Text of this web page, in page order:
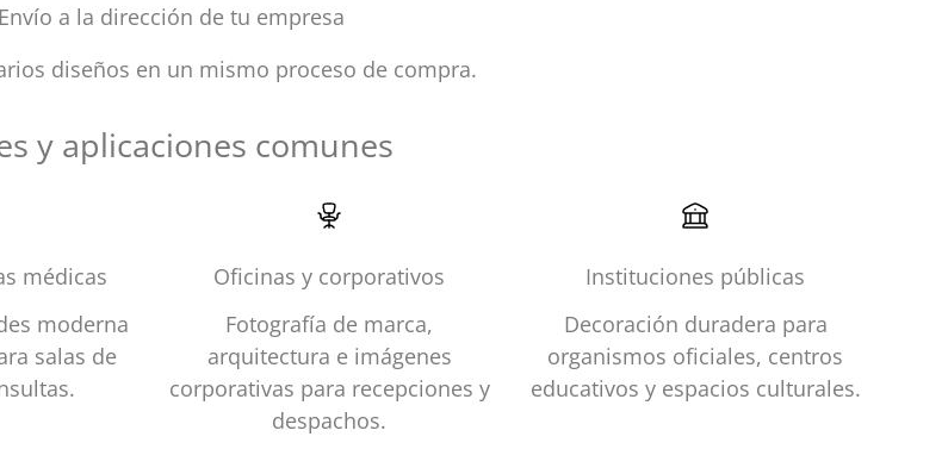
Envío a la dirección de tu empresa
diseños en un mismo proceso de compra.
y aplicaciones comunes
médicas
moderna
salas de
Oficinas y corporativos
Fotografía de marca,
arquitectura e imágenes
corporativas para recepciones y
despachos.
Instituciones públicas
Decoración duradera para
organismos oficiales, centros
educativos y espacios culturales.